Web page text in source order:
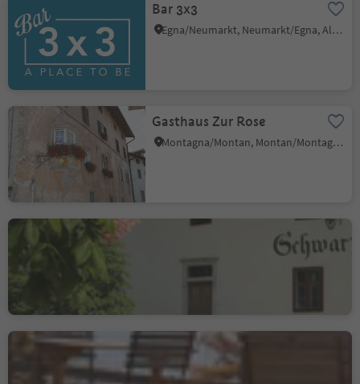
Bar 3x3
Egna/Neumarkt, Neumarkt/Egna, Alto Adige Wine Road
Gasthaus Zur Rose
Montagna/Montan, Montan/Montagna, Alto Adige Wine Road
Restaurant Schwarz Adler
Cortaccia s.S.d.V./Kurtatsch, Kurtatsch an der Weinstraße/Cortaccia sulla Strada del Vino, Alto Adige Wine Road
Albergo Zirmerhof
Redagno/Radein, Aldein/Aldino